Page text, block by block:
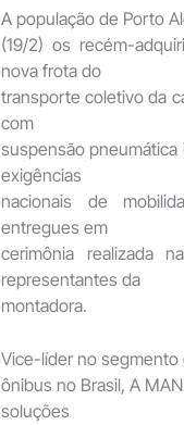
A população de Porto
(19/2) os recém-
nova frota do
transporte coletivo da
com
suspensão
exigências
nacionais de
entregues em
cerimônia realizada
representantes da
montadora.
Vice-líder no segmento
ônibus no Brasil, A
soluções